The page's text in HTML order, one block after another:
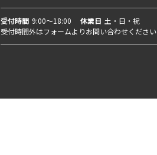
受付時間 9:00〜18:00 休業日 土・日・祝
受付時間外はフォームよりお問い合わせください